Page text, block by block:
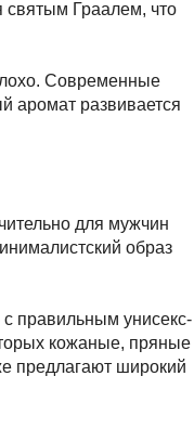
святым Граалем, что
Современные
аромат развивается
для мужчин
образ
правильным унисекс-
кожаные, пряные
предлагают широкий